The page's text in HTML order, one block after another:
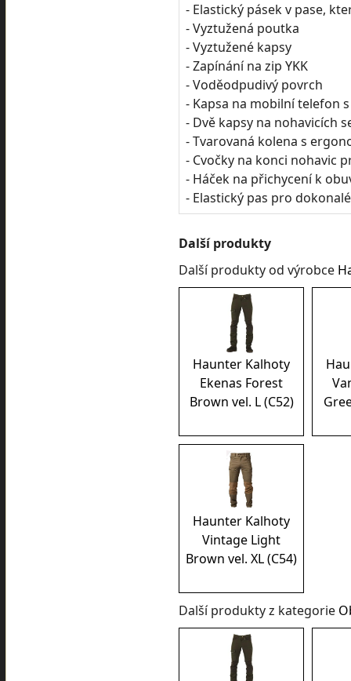
- Elastický pásek v pase,
- Vyztužená poutka
- Vyztužené kapsy
- Zapínání na zip YKK
- Voděodpudivý povrch
- Kapsa na mobilní telefon
- Dvě kapsy na nohavicích
- Tvarovaná kolena s
- Cvočky na konci nohavic
- Háček na přichycení k
- Elastický pas pro
Další produkty
Další produkty od výrobce
Haunter Kalhoty
Ekenas Forest
Brown vel. L (C52)
Haunter Kalhoty
Vintage Light
Brown vel. XL (C54)
Další produkty z kategorie